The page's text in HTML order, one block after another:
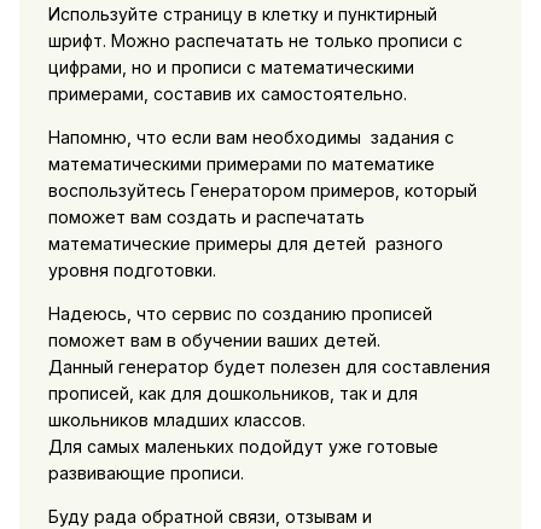
Используйте страницу в клетку и пунктирный
шрифт. Можно распечатать не только прописи с
цифрами, но и прописи с математическими
примерами, составив их самостоятельно.
Напомню, что если вам необходимы задания с
математическими примерами по математике
воспользуйтесь Генератором примеров, который
поможет вам создать и распечатать
математические примеры для детей разного
уровня подготовки.
Надеюсь, что сервис по созданию прописей
поможет вам в обучении ваших детей.
Данный генератор будет полезен для составления
прописей, как для дошкольников, так и для
школьников младших классов.
Для самых маленьких подойдут уже готовые
развивающие прописи.
Буду рада обратной связи, отзывам и